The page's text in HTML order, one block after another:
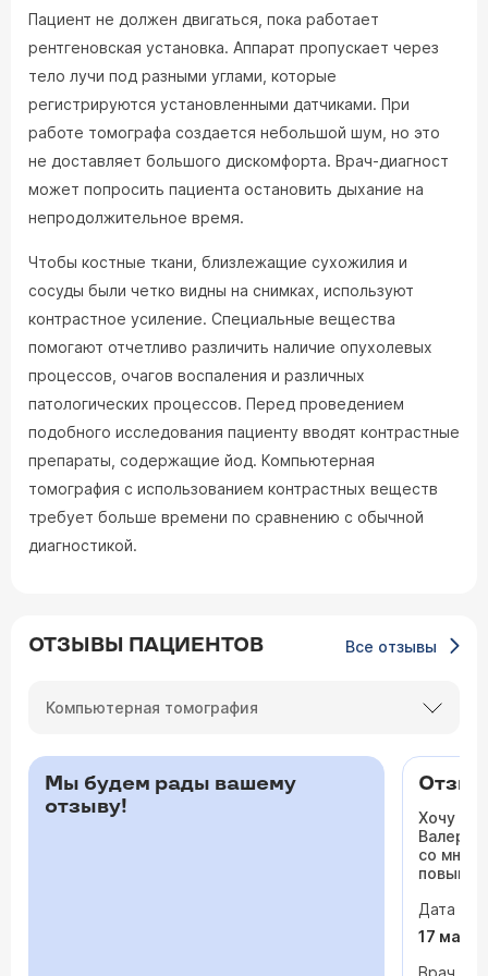
Пациент не должен двигаться, пока работает
рентгеновская установка. Аппарат пропускает через
тело лучи под разными углами, которые
регистрируются установленными датчиками. При
работе томографа создается небольшой шум, но это
не доставляет большого дискомфорта. Врач-диагност
может попросить пациента остановить дыхание на
непродолжительное время.
Чтобы костные ткани, близлежащие сухожилия и
сосуды были четко видны на снимках, используют
контрастное усиление. Специальные вещества
помогают отчетливо различить наличие опухолевых
процессов, очагов воспаления и различных
патологических процессов. Перед проведением
подобного исследования пациенту вводят контрастные
препараты, содержащие йод. Компьютерная
томография с использованием контрастных веществ
требует больше времени по сравнению с обычной
диагностикой.
ОТЗЫВЫ ПАЦИЕНТОВ Все отзывы
Компьютерная томография
Мы будем рады вашему
отзыву!
Хочу
со мной
сердца.
раз
врачи
На
Дата
17 мая
Врач